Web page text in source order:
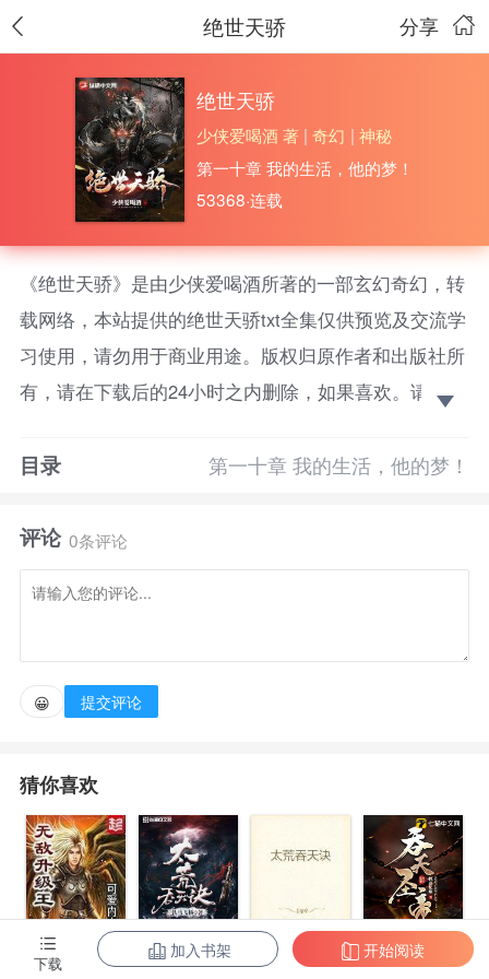
分享
绝世天骄
绝世天骄
少侠爱喝酒 著 |奇幻 | 神秘
第一十章 我的生活，他的梦！
53368·连载
《绝世天骄》是由少侠爱喝酒所著的一部玄幻奇幻，转
载网络，本站提供的绝世天骄txt全集仅供预览及交流学
习使用，请勿用于商业用途。版权归原作者和出版社所
有，请在下载后的24小时之内删除，如果喜欢。请支持
仙魔不过我随手一剑。今世我执天命……唯一的天命！
目录 第一十章 我的生活，他的梦！
评论 0条评论
😀 提交评论
猜你喜欢
无敌升级王
柳无邪和徐凌
太荒吞天诀
吞天圣帝
下载
加入书架 开始阅读